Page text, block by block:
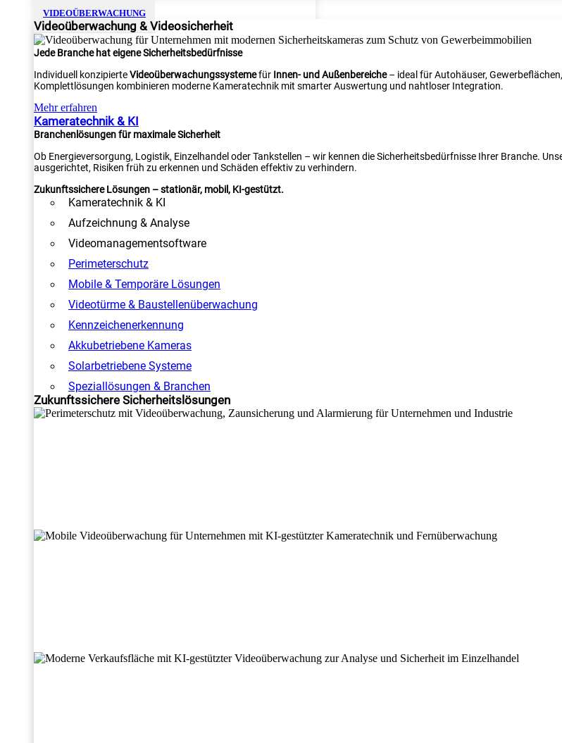
VIDEOÜBERWACHUNG
Videoüberwachung & Videosicherheit
Jede Branche hat eigene Sicherheitsbedürfnisse
Individuell konzipierteVideoüberwachungssystemefür Innen- und Außenbereiche– ideal für Autohäuser,
Komplettlösungen kombinieren moderne Kameratechnik mit smarter Auswertung und nahtloser Integration.
Mehr erfahren
Kameratechnik & KI
Branchenlösungen für maximale Sicherheit
Ob Energieversorgung, Logistik, Einzelhandel oder Tankstellen – wir kennen die Sicherheitsbedürfnisse Ihrer Branche.
ausgerichtet, Risiken früh zu erkennen und Schäden effektiv zu verhindern.
Zukunftssichere Lösungen – stationär, mobil, KI-gestützt.
Kameratechnik & KI
Aufzeichnung & Analyse
Videomanagementsoftware
Perimeterschutz
Mobile & Temporäre Lösungen
Videotürme & Baustellenüberwachung
Kennzeichenerkennung
Akkubetriebene Kameras
Solarbetriebene Systeme
Speziallösungen & Branchen
Zukunftssichere Sicherheitslösungen